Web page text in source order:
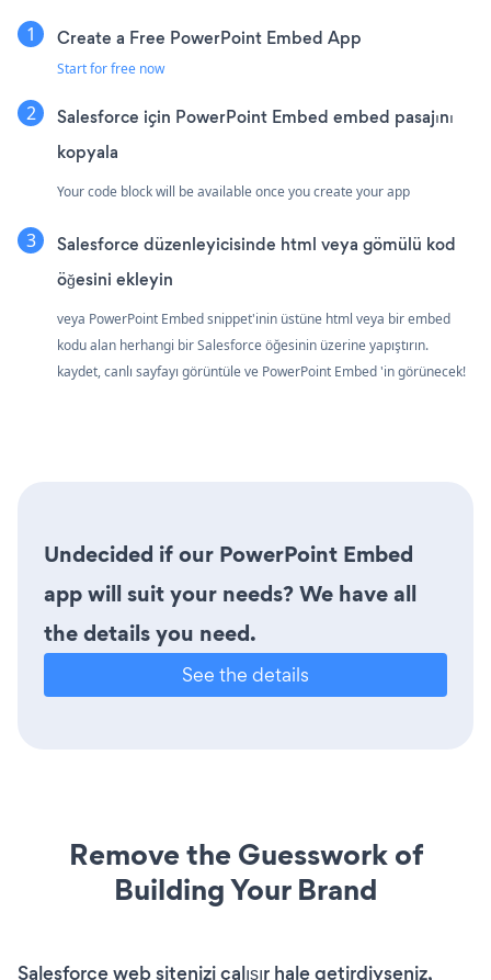
Create a Free PowerPoint Embed App
Start for free now
Salesforce için PowerPoint Embed embed pasajını
kopyala
Your code block will be available once you create your app
Salesforce düzenleyicisinde html veya gömülü kod
öğesini ekleyin
veya PowerPoint Embed snippet'inin üstüne html veya bir embed
kodu alan herhangi bir Salesforce öğesinin üzerine yapıştırın.
kaydet, canlı sayfayı görüntüle ve PowerPoint Embed 'in görünecek!
Undecided if our PowerPoint Embed
app will suit your needs? We have all
the details you need.
See the details
Remove the Guesswork of
Building Your Brand
Salesforce web sitenizi çalışır hale getirdiyseniz,